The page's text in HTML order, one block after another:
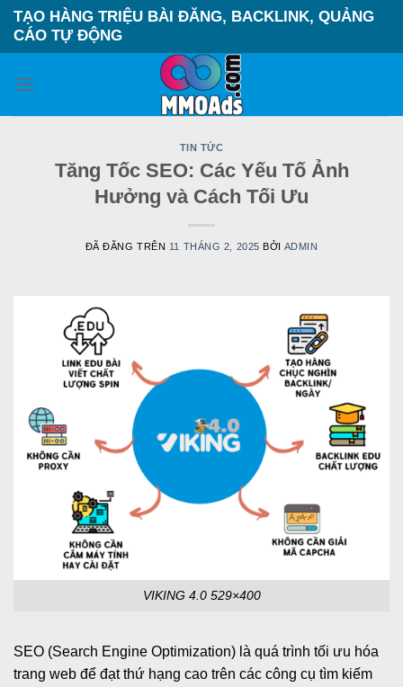
Chuyển
đến
nội
dung
TẠO HÀNG TRIỆU BÀI ĐĂNG, BACKLINK, QUẢNG
CÁO TỰ ĐỘNG
TIN TỨC
Tăng Tốc SEO: Các Yếu Tố Ảnh
Hưởng và Cách Tối Ưu
ĐÃ ĐĂNG TRÊN 11 THÁNG 2, 2025 BỞI ADMIN
VIKING 4.0 529×400
SEO (Search Engine Optimization) là quá trình tối ưu hóa
trang web để đạt thứ hạng cao trên các công cụ tìm kiếm